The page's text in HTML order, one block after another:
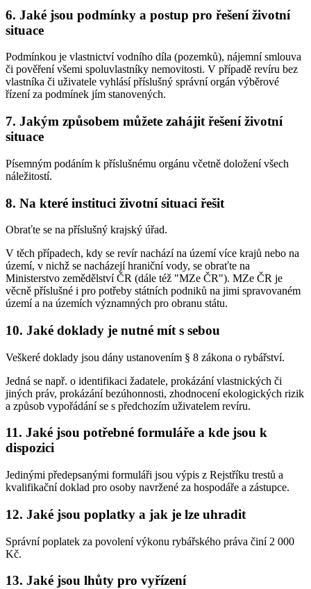
6. Jaké jsou podmínky a postup pro řešení životní
situace
Podmínkou je vlastnictví vodního díla (pozemků), nájemní smlouva
či pověření všemi spoluvlastníky nemovitosti. V případě revíru bez
vlastníka či uživatele vyhlásí příslušný správní orgán výběrové
řízení za podmínek jím stanovených.
7. Jakým způsobem můžete zahájit řešení životní
situace
Písemným podáním k příslušnému orgánu včetně doložení všech
náležitostí.
8. Na které instituci životní situaci řešit
Obraťte se na příslušný krajský úřad.
V těch případech, kdy se revír nachází na území více krajů nebo na
území, v nichž se nacházejí hraniční vody, se obraťte na
Ministerstvo zemědělství ČR (dále též "MZe ČR"). MZe ČR je
věcně příslušné i pro potřeby státních podniků na jimi spravovaném
území a na územích významných pro obranu státu.
10. Jaké doklady je nutné mít s sebou
Veškeré doklady jsou dány ustanovením § 8 zákona o rybářství.
Jedná se např. o identifikaci žadatele, prokázání vlastnických či
jiných práv, prokázání bezúhonnosti, zhodnocení ekologických rizik
a způsob vypořádání se s předchozím uživatelem revíru.
11. Jaké jsou potřebné formuláře a kde jsou k
dispozici
Jedinými předepsanými formuláři jsou výpis z Rejstříku trestů a
kvalifikační doklad pro osoby navržené za hospodáře a zástupce.
12. Jaké jsou poplatky a jak je lze uhradit
Správní poplatek za povolení výkonu rybářského práva činí 2 000
Kč.
13. Jaké jsou lhůty pro vyřízení